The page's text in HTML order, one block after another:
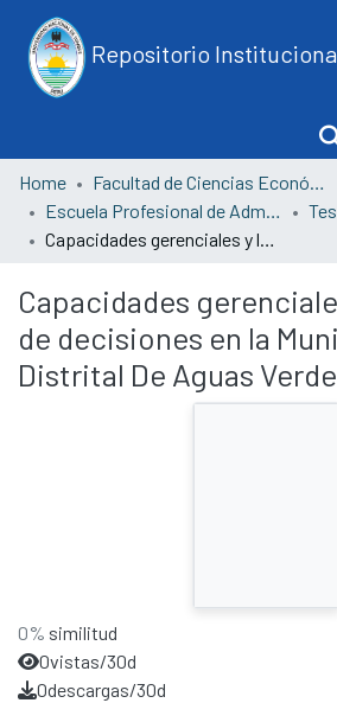
Repositorio
Home
Facultad de Ciencias Económicas
Escuela Profesional de Administración
Capacidades gerenciales y la toma de decisiones en la Municipalidad Distrital De Aguas Verdes, 2019.
Capacidades
de decisiones en la
Distrital De Aguas
0% similitud
0vistas/30d
0descargas/30d